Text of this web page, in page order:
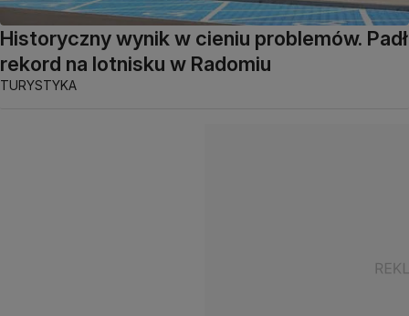
Historyczny wynik w cieniu problemów. Padł
rekord na lotnisku w Radomiu
TURYSTYKA